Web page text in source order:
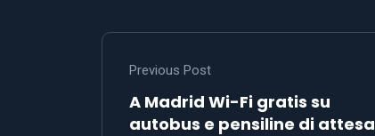
Previous Post
A Madrid Wi-Fi gratis su
autobus e pensiline di attesa